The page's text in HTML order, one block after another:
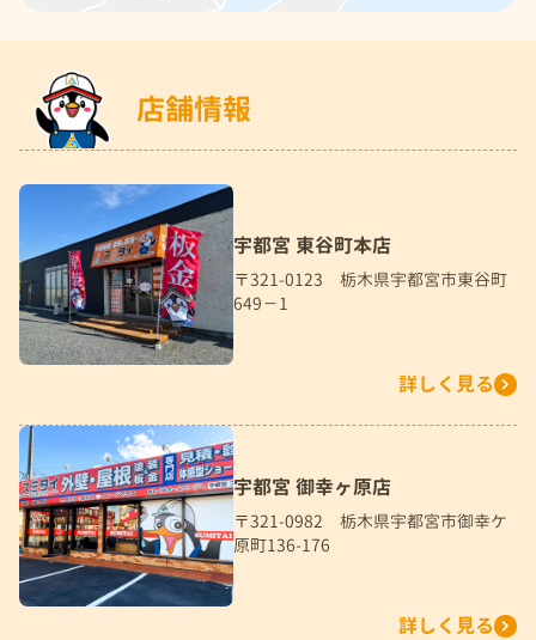
店舗情報
宇都宮 東谷町本店
〒321-0123 栃木県宇都宮市東谷町
649－1
詳しく見る
宇都宮 御幸ヶ原店
〒321-0982 栃木県宇都宮市御幸ケ
原町136-176
詳しく見る